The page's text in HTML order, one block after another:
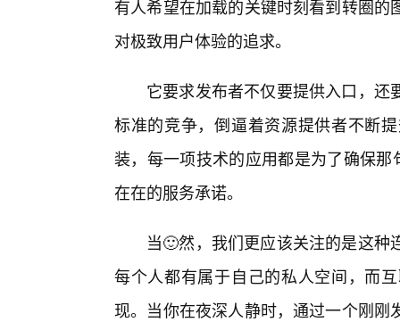
有人希望在加载的关键时刻看到转圈
对极致用户体验的追求。
它要求发布者不仅要提供入口，
标准的竞争，倒逼着资源提供者不断
装，每一项技术的应用都是为了确保
在在的服务承诺。
当🙂然，我们更应该关注的是这
每个人都有属于自己的私人空间，而
现。当你在夜深人静时，通过一个刚